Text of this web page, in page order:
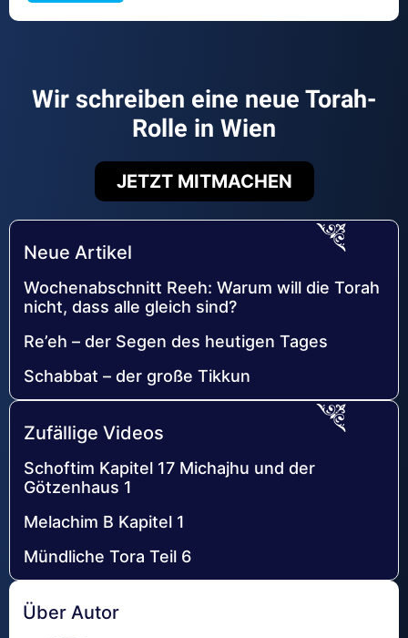
Wir schreiben eine neue Torah-
Rolle in Wien
JETZT MITMACHEN
Neue Artikel
Wochenabschnitt Reeh: Warum will die Torah
nicht, dass alle gleich sind?
Re’eh – der Segen des heutigen Tages
Schabbat – der große Tikkun
Zufällige Videos
Schoftim Kapitel 17 Michajhu und der
Götzenhaus 1
Melachim B Kapitel 1
Mündliche Tora Teil 6
Über Autor